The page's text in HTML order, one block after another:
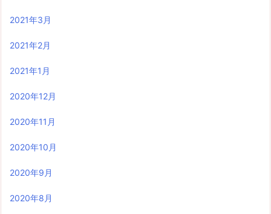
2021年3月
2021年2月
2021年1月
2020年12月
2020年11月
2020年10月
2020年9月
2020年8月